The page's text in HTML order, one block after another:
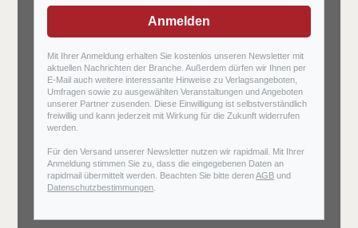
Anmelden
Mit Ihrer Anmeldung erhalten Sie kostenlos unseren Newsletter mit
aktuellen Nachrichten der Branche. Außerdem dürfen wir Ihnen per
E-Mail auch weitere interessante Hinweise zu Verlagsangeboten,
Umfragen sowie zu ausgewählten Veranstaltungen und Angeboten
unserer Partner zusenden. Diese Einwilligung ist selbstverständlich
freiwillig und kann jederzeit mit Wirkung für die Zukunft widerrufen
werden.
Für den Versand unserer Newsletter nutzen wir rapidmail. Mit Ihrer
Anmeldung stimmen Sie zu, dass die eingegebenen Daten an
rapidmail übermittelt werden. Beachten Sie bitte derenAGB und
Datenschutzbestimmungen